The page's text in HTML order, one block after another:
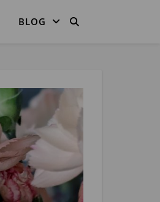
BLOG